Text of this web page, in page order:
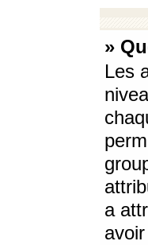
»
Les
a